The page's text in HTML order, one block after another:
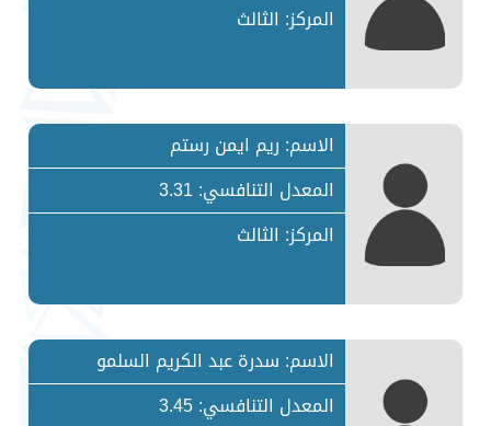
المركز: الثالث
الاسم: ريم ايمن رستم
المعدل التنافسي: 3.31
المركز: الثالث
الاسم: سدرة عبد الكريم السلمو
المعدل التنافسي: 3.45